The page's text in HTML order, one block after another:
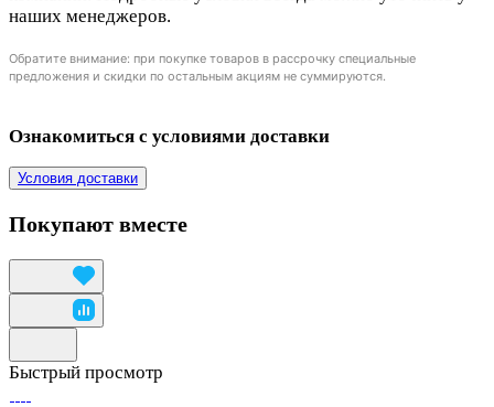
наших менеджеров.
Обратите внимание: при покупке товаров в рассрочку специальные
предложения и скидки по остальным акциям не суммируются.
Ознакомиться с условиями доставки
Условия доставки
Покупают вместе
Быстрый просмотр